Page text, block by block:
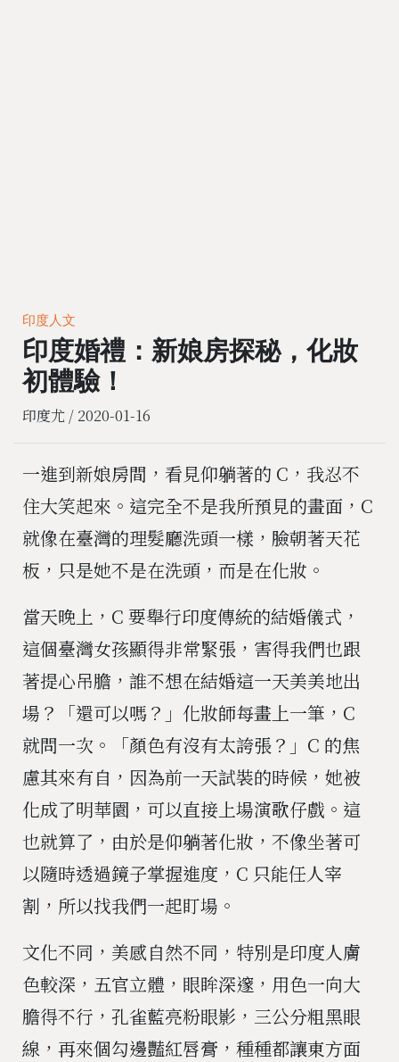
印度人文
印度婚禮：新娘房探秘，化妝
初體驗！
印度尤 / 2020-01-16
一進到新娘房間，看見仰躺著的 C，我忍不
住大笑起來。這完全不是我所預見的畫面，C
就像在臺灣的理髮廳洗頭一樣，臉朝著天花
板，只是她不是在洗頭，而是在化妝。
當天晚上，C 要舉行印度傳統的結婚儀式，
這個臺灣女孩顯得非常緊張，害得我們也跟
著提心吊膽，誰不想在結婚這一天美美地出
場？「還可以嗎？」化妝師每畫上一筆，C
就問一次。「顏色有沒有太誇張？」C 的焦
慮其來有自，因為前一天試裝的時候，她被
化成了明華園，可以直接上場演歌仔戲。這
也就算了，由於是仰躺著化妝，不像坐著可
以隨時透過鏡子掌握進度，C 只能任人宰
割，所以找我們一起盯場。
文化不同，美感自然不同，特別是印度人膚
色較深，五官立體，眼眸深邃，用色一向大
膽得不行，孔雀藍亮粉眼影，三公分粗黑眼
線，再來個勾邊豔紅唇膏，種種都讓東方面